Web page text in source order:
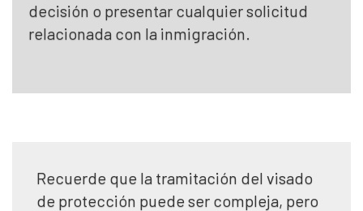
decisión o presentar cualquier solicitud
relacionada con la inmigración.
Recuerde que la tramitación del visado
de protección puede ser compleja, pero